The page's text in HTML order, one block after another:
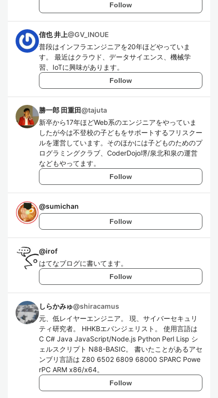
Follow
信也 井上@GV_INOUE
普段はインフラエンジニアを20年ほどやっていま
す。 最近はクラウド、データサイエンス、機械学
習、IoTに興味があります。
Follow
勝一郎 田重田@tajuta
新卒から17年ほどWeb系のエンジニアをやっていま
したが今は不登校の子どもをサポートするフリスクー
ルを運営しています。そのほかには子どものためのプ
ログラミングクラブ、CoderDojo堺/泉北和泉の運営
などもやってます。
Follow
@sumichan
Follow
@irof
はてなブログに書いてます。
Follow
しらかみゅ@shiracamus
元、低レイヤーエンジニア。 現、サイバーセキュリ
ティ研究者。 HHKBエバンジェリスト。 使用言語は
C C# Java JavaScript/Node.js Python Perl Lisp シ
ェルスクリプト N88-BASIC。 書いたことがあるアセ
ンブリ言語は Z80 6502 6809 68000 SPARC Powe
rPC ARM x86/x64。
Follow